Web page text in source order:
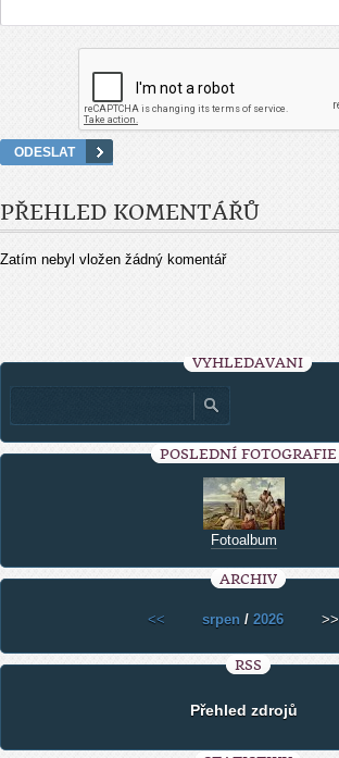
PŘEHLED KOMENTÁŘŮ
Zatím nebyl vložen žádný komentář
VYHLEDÁVÁNÍ
POSLEDNÍ FOTOGRAFIE
Fotoalbum
ARCHIV
<< srpen / 2026 >>
RSS
Přehled zdrojů